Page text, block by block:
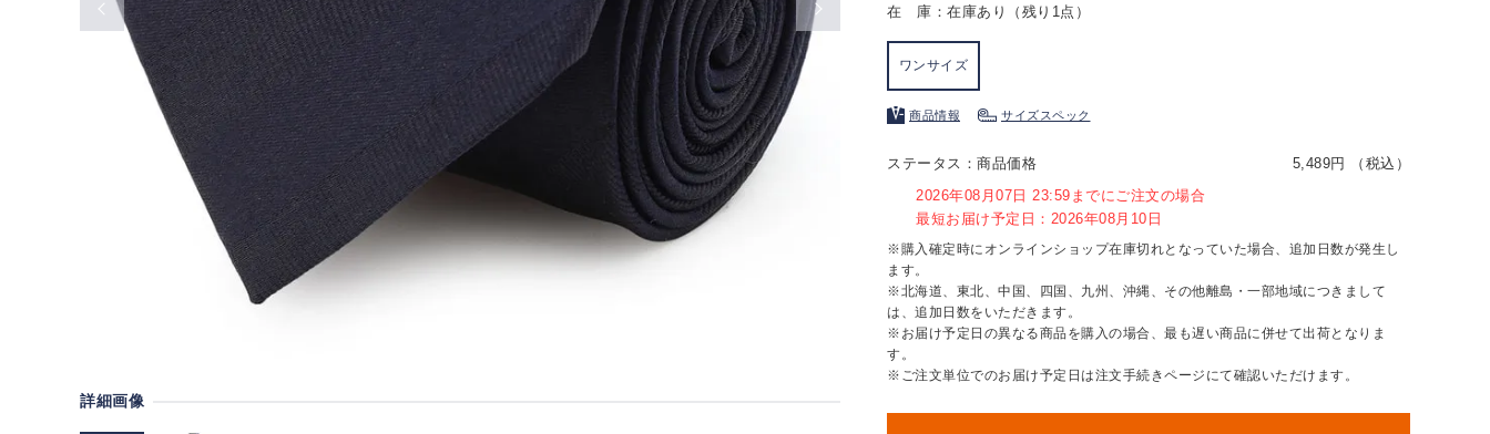
詳細画像
在 庫：在庫あり（残り1点）
ワンサイズ
商品情報 サイズスペック
ステータス：商品価格
5,489円 （税込）
2026年08月07日 23:59までにご注文の場合
最短お届け予定日：2026年08月10日
※購入確定時にオンラインショップ在庫切れとなっていた場合、追加日数が発生し
ます。
※北海道、東北、中国、四国、九州、沖縄、その他離島・一部地域につきまして
は、追加日数をいただきます。
※お届け予定日の異なる商品を購入の場合、最も遅い商品に併せて出荷となりま
す。
※ご注文単位でのお届け予定日は注文手続きページにて確認いただけます。